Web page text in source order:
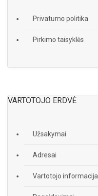
Privatumo politika
Pirkimo taisyklės
VARTOTOJO ERDVĖ
Užsakymai
Adresai
Vartotojo informacija